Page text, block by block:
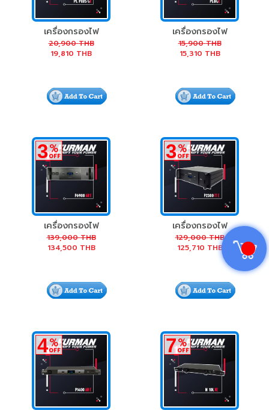
เครื่องกรองไฟ
Furman PL-PLUS
C E Conditioner
20,900 THB
19,810 THB
เครื่องกรองไฟ
Furman PL-8 CE
PLUS C 15A Power
15,900 THB
15,310 THB
3%
OFF
เครื่องกรองไฟ
Furman P-6900
AR-E Voltage
139,000 THB
134,500 THB
3%
OFF
เครื่องกรองไฟ
Furman P-2300
IT-E Power
Conditioner
129,000 THB
125,710 THB
4%
OFF 7%
OFF